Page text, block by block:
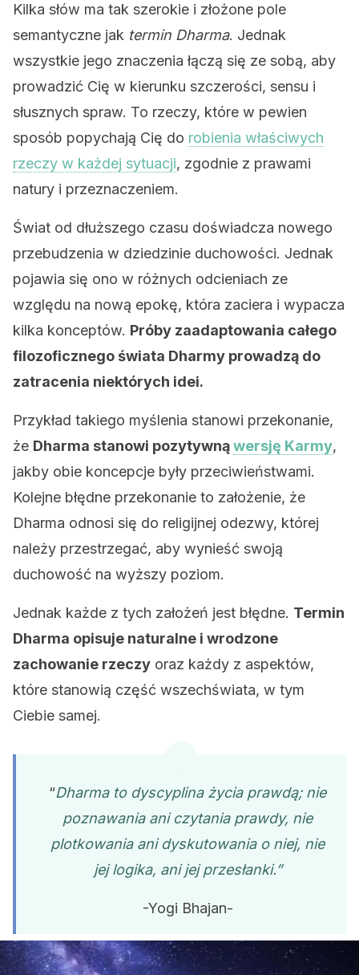
Kilka słów ma tak szerokie i złożone pole
semantyczne jak termin Dharma. Jednak
wszystkie jego znaczenia łączą się ze sobą, aby
prowadzić Cię w kierunku szczerości, sensu i
słusznych spraw. To rzeczy, które w pewien
sposób popychają Cię do robienia właściwych
rzeczy w każdej sytuacji, zgodnie z prawami
natury i przeznaczeniem.
Świat od dłuższego czasu doświadcza nowego
przebudzenia w dziedzinie duchowości. Jednak
pojawia się ono w różnych odcieniach ze
względu na nową epokę, która zaciera i wypacza
kilka konceptów. Próby zaadaptowania całego
filozoficznego świata Dharmy prowadzą do
zatracenia niektórych idei.
Przykład takiego myślenia stanowi przekonanie,
że Dharma stanowi pozytywnąwersję Karmy,
jakby obie koncepcje były przeciwieństwami.
Kolejne błędne przekonanie to założenie, że
Dharma odnosi się do religijnej odezwy, której
należy przestrzegać, aby wynieść swoją
duchowość na wyższy poziom.
Jednak każde z tych założeń jest błędne. Termin
Dharma opisuje naturalne i wrodzone
zachowanie rzeczy oraz każdy z aspektów,
które stanowią część wszechświata, w tym
Ciebie samej.
“Dharma to dyscyplina życia prawdą; nie
poznawania ani czytania prawdy, nie
plotkowania ani dyskutowania o niej, nie
jej logika, ani jej przesłanki.”
-Yogi Bhajan-